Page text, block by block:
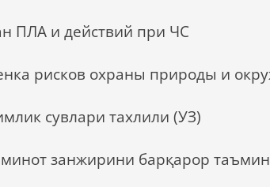
ПЛА и действий при ЧС
рисков охраны природы и
сувлари тахлили (УЗ)
занжирини барқарор